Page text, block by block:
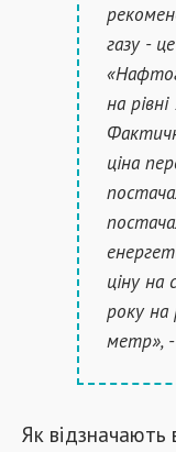
газу -
на
ціна
ціну
року на
метр», -
Як відзначають